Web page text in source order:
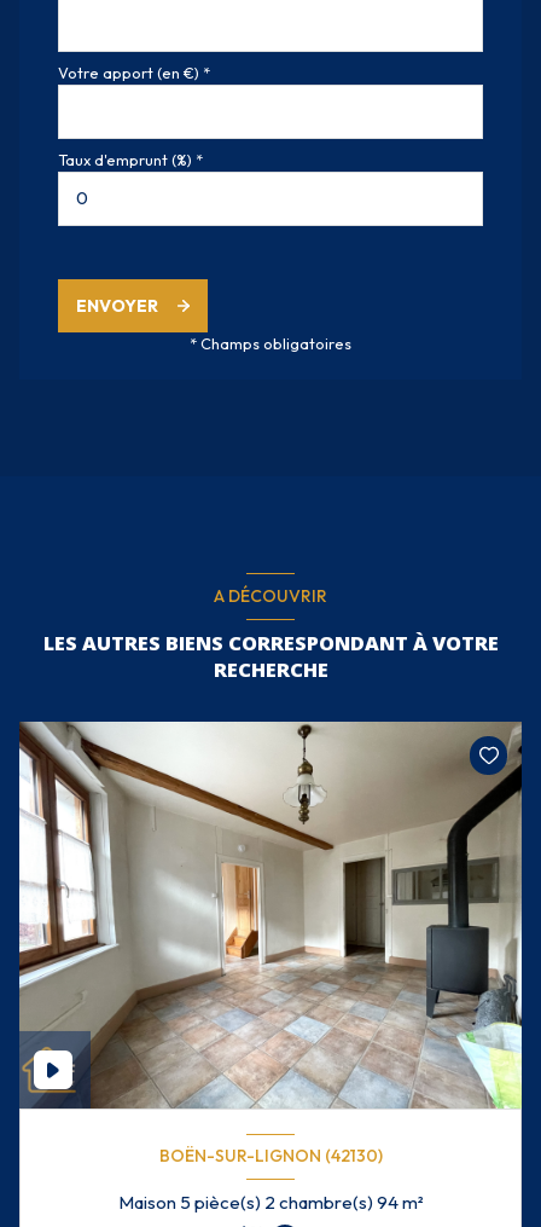
Votre apport (en €) *
Taux d'emprunt (%) *
ENVOYER
* Champs obligatoires
A DÉCOUVRIR
LES AUTRES BIENS CORRESPONDANT À VOTRE
RECHERCHE
BOËN-SUR-LIGNON (42130)
Maison 5 pièce(s) 2 chambre(s) 94 m²